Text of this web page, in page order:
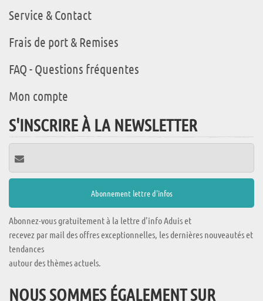
Service & Contact
Frais de port & Remises
FAQ - Questions fréquentes
Mon compte
S'INSCRIRE À LA NEWSLETTER
Abonnez-vous gratuitement à la lettre d'info Aduis et
recevez par mail des offres exceptionnelles, les dernières nouveautés et
tendances
autour des thèmes actuels.
NOUS SOMMES ÉGALEMENT SUR